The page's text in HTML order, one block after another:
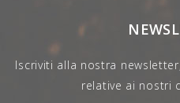
Iscriviti alla nostra
relative ai nostri